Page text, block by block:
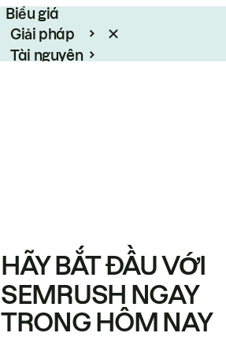
Biểu giá
Giải pháp
Tài nguyên
HÃY BẮT ĐẦU VỚI
SEMRUSH NGAY
TRONG HÔM NAY